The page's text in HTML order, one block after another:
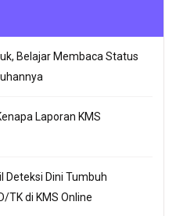
Belajar Membaca Status
Laporan KMS
Deteksi Dini Tumbuh
TK di KMS Online